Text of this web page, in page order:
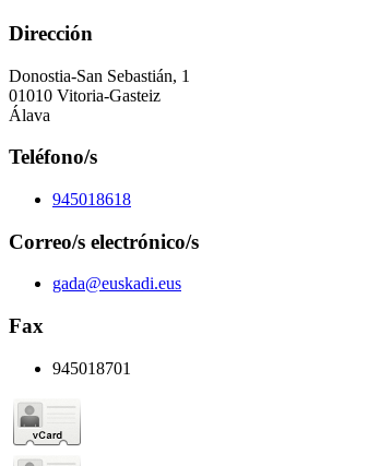
Dirección
Donostia-San Sebastián, 1
01010 Vitoria-Gasteiz
Álava
Teléfono/s
945018618
Correo/s electrónico/s
gada@euskadi.eus
Fax
945018701